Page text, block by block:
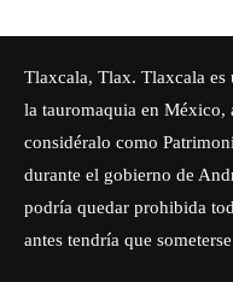
Tlaxcala, Tlax. Tlaxcala es
la tauromaquia en México,
considéralo como
durante el gobierno de
podría quedar prohibida
antes tendría que